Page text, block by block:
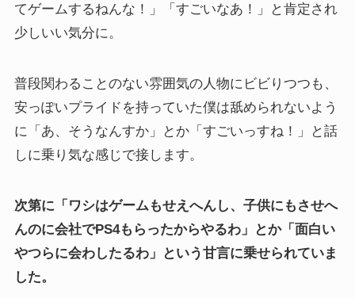
てゲームするねんな！」「すごいなあ！」と肯定され
少しいい気分に。
普段関わることのない雰囲気の人物にビビりつつも、
安っぽいプライドを持っていた僕は舐められないよう
に「あ、そうなんすか」とか「すごいっすね！」と話
しに乗り気な感じで接します。
次第に「ワシはゲームもせえへんし、子供にもさせへ
んのに会社でPS4もらったからやるわ」とか「面白い
やつらに会わしたるわ」という甘言に乗せられていま
した。